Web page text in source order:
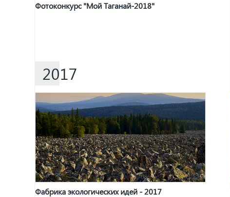
Фотоконкурс "Мой Таганай-2018"
2017
Фабрика экологических идей - 2017